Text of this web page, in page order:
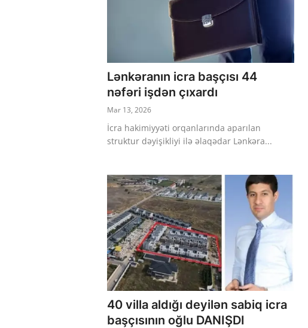
Lənkəranın icra başçısı 44
nəfəri işdən çıxardı
Mar 13, 2026
İcra hakimiyyəti orqanlarında aparılan
struktur dəyişikliyi ilə əlaqədar Lənkəra...
40 villa aldığı deyilən sabiq icra
başçısının oğlu DANIŞDI